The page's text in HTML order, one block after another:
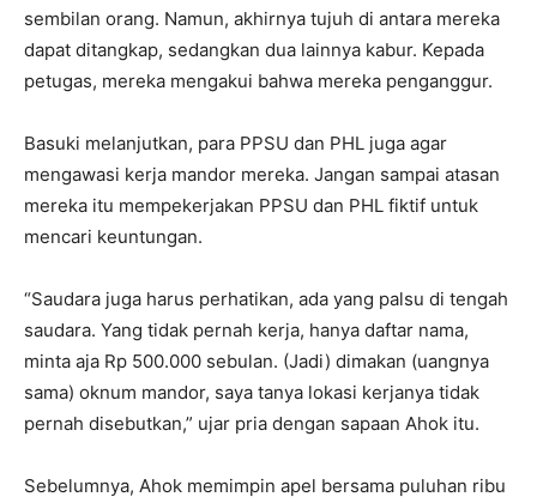
sembilan orang. Namun, akhirnya tujuh di antara mereka
dapat ditangkap, sedangkan dua lainnya kabur. Kepada
petugas, mereka mengakui bahwa mereka penganggur.
Basuki melanjutkan, para PPSU dan PHL juga agar
mengawasi kerja mandor mereka. Jangan sampai atasan
mereka itu mempekerjakan PPSU dan PHL fiktif untuk
mencari keuntungan.
“Saudara juga harus perhatikan, ada yang palsu di tengah
saudara. Yang tidak pernah kerja, hanya daftar nama,
minta aja Rp 500.000 sebulan. (Jadi) dimakan (uangnya
sama) oknum mandor, saya tanya lokasi kerjanya tidak
pernah disebutkan,” ujar pria dengan sapaan Ahok itu.
Sebelumnya, Ahok memimpin apel bersama puluhan ribu